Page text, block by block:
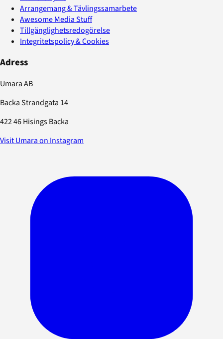
Arrangemang & Tävlingssamarbete
Awesome Media Stuff
Tillgänglighetsredogörelse
Integritetspolicy & Cookies
Adress
Umara AB
Backa Strandgata 14
422 46 Hisings Backa
Visit Umara on Instagram